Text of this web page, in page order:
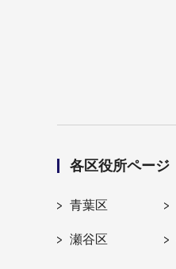
各区役所ページ
青葉区
瀬谷区